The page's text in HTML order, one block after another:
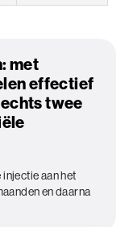
met
effectief
twee
aan het
en daarna